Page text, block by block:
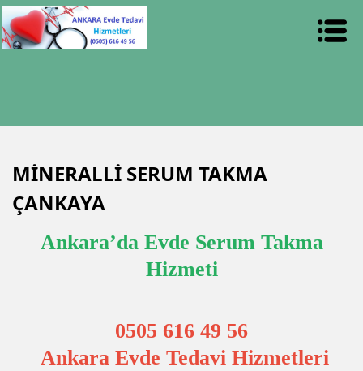
MİNERALLİ SERUM TAKMA
ÇANKAYA
Ankara’da Evde Serum Takma
Hizmeti
0505 616 49 56
Ankara Evde Tedavi Hizmetleri